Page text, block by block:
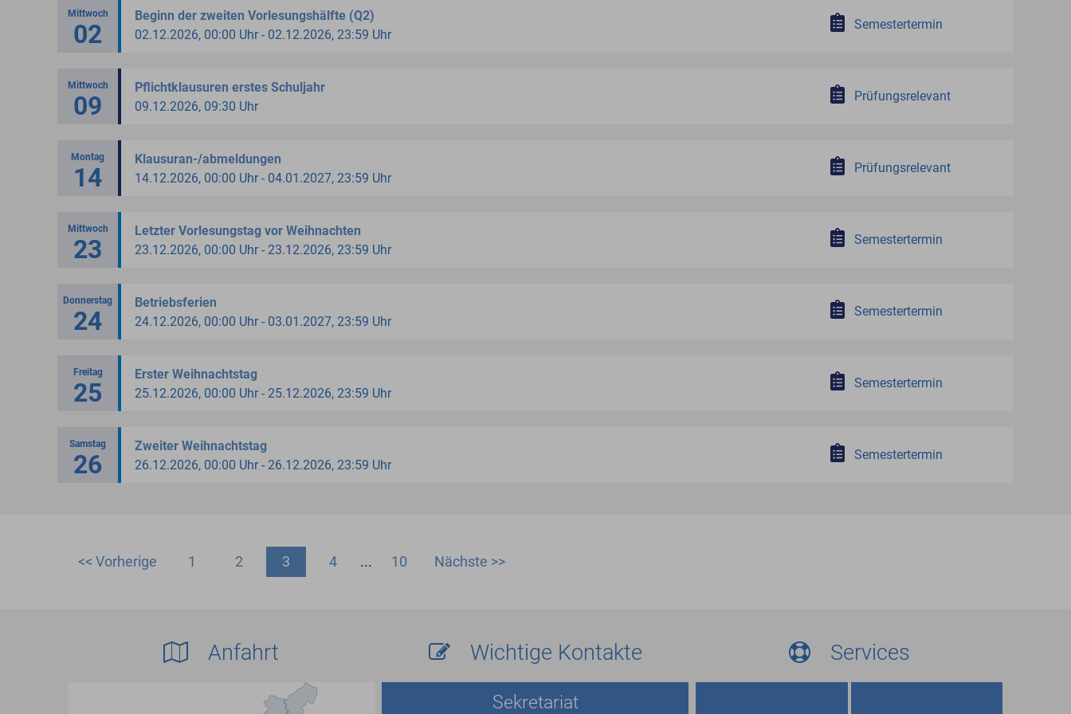
Mittwoch
02
Beginn der zweiten Vorlesungshälfte (Q2)
02.12.2026, 00:00 Uhr - 02.12.2026, 23:59 Uhr
Semestertermin
Mittwoch
09
Pflichtklausuren erstes Schuljahr
09.12.2026, 09:30 Uhr
Prüfungsrelevant
Montag
14
Klausuran-/abmeldungen
14.12.2026, 00:00 Uhr - 04.01.2027, 23:59 Uhr
Prüfungsrelevant
Mittwoch
23
Letzter Vorlesungstag vor Weihnachten
23.12.2026, 00:00 Uhr - 23.12.2026, 23:59 Uhr
Semestertermin
Donnerstag
24
Betriebsferien
24.12.2026, 00:00 Uhr - 03.01.2027, 23:59 Uhr
Semestertermin
Freitag
25
Erster Weihnachtstag
25.12.2026, 00:00 Uhr - 25.12.2026, 23:59 Uhr
Semestertermin
Samstag
26
Zweiter Weihnachtstag
26.12.2026, 00:00 Uhr - 26.12.2026, 23:59 Uhr
Semestertermin
<< Vorherige 1 2 3 4 ... 10 Nächste >>
Anfahrt Wichtige Kontakte
Sekretariat
Services